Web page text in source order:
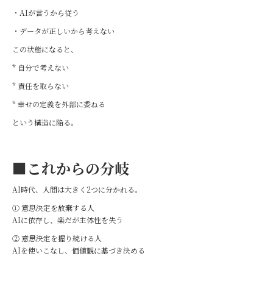
・AIが言うから従う
・データが正しいから考えない
この状態になると、
* 自分で考えない
* 責任を取らない
* 幸せの定義を外部に委ねる
という構造に陥る。
■これからの分岐
AI時代、人間は大きく2つに分かれる。
① 意思決定を放棄する人
AIに依存し、楽だが主体性を失う
② 意思決定を握り続ける人
AIを使いこなし、価値観に基づき決める